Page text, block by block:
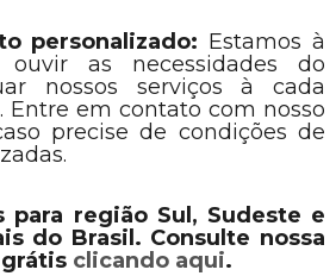
personalizado: Estamos à
ouvir as necessidades do
nossos serviços à cada
Entre em contato com nosso
precise de condições de
região Sul, Sudeste e
do Brasil. Consulte nossa
clicando aqui.